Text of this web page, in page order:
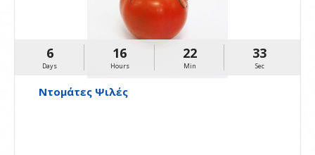
6
Days
16
Hours
22
Min
32
Sec
Ντομάτες Ψιλές